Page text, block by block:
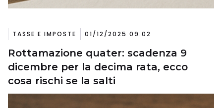
TASSE E IMPOSTE 01/12/2025 09:02
Rottamazione quater: scadenza 9
dicembre per la decima rata, ecco
cosa rischi se la salti